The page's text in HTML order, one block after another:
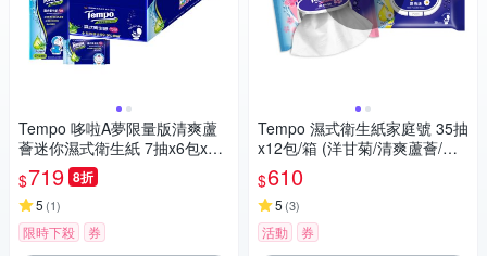
Tempo 哆啦A夢限量版清爽蘆
薈迷你濕式衛生紙 7抽x6包x10
串/箱
$719 8折
5 (1)
限時下殺 券
Tempo 濕式衛生紙家庭號 35抽
x12包/箱 (洋甘菊/清爽蘆薈/櫻
花)
$610
5 (3)
活動 券